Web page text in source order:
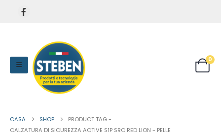
0
CASA SHOP
PRODUCT TAG -
CALZATURA DI SICUREZZA ACTIVE S1P SRC RED LION - PELLE